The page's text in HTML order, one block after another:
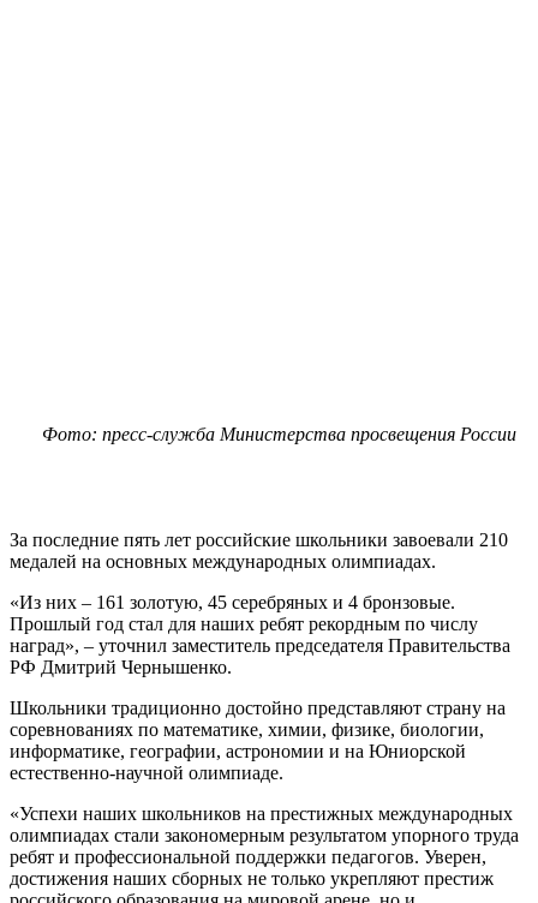
Фото: пресс-служба Министерства просвещения России
За последние пять лет российские школьники завоевали 210
медалей на основных международных олимпиадах.
«Из них – 161 золотую, 45 серебряных и 4 бронзовые.
Прошлый год стал для наших ребят рекордным по числу
наград», – уточнил заместитель председателя Правительства
РФ Дмитрий Чернышенко.
Школьники традиционно достойно представляют страну на
соревнованиях по математике, химии, физике, биологии,
информатике, географии, астрономии и на Юниорской
естественно-научной олимпиаде.
«Успехи наших школьников на престижных международных
олимпиадах стали закономерным результатом упорного труда
ребят и профессиональной поддержки педагогов. Уверен,
достижения наших сборных не только укрепляют престиж